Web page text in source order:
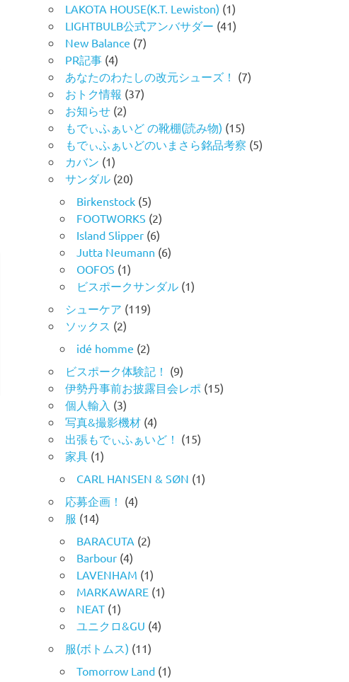
LAKOTA HOUSE(K.T. Lewiston) (1)
LIGHTBULB公式アンバサダー (41)
New Balance (7)
PR記事 (4)
あなたのわたしの改元シューズ！ (7)
おトク情報 (37)
お知らせ (2)
もでぃふぁいど の靴棚(読み物) (15)
もでぃふぁいどのいまさら銘品考察 (5)
カバン (1)
サンダル (20)
Birkenstock (5)
FOOTWORKS (2)
Island Slipper (6)
Jutta Neumann (6)
OOFOS (1)
ビスポークサンダル (1)
シューケア (119)
ソックス (2)
idé homme (2)
ビスポーク体験記！ (9)
伊勢丹事前お披露目会レポ (15)
個人輸入 (3)
写真&撮影機材 (4)
出張もでぃふぁいど！ (15)
家具 (1)
CARL HANSEN & SØN (1)
応募企画！ (4)
服 (14)
BARACUTA (2)
Barbour (4)
LAVENHAM (1)
MARKAWARE (1)
NEAT (1)
ユニクロ&GU (4)
服(ボトムス) (11)
Tomorrow Land (1)